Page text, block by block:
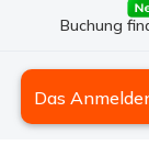
Buchung
Das